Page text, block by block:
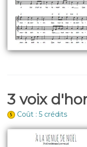
3 voix
Coût : 5 crédits